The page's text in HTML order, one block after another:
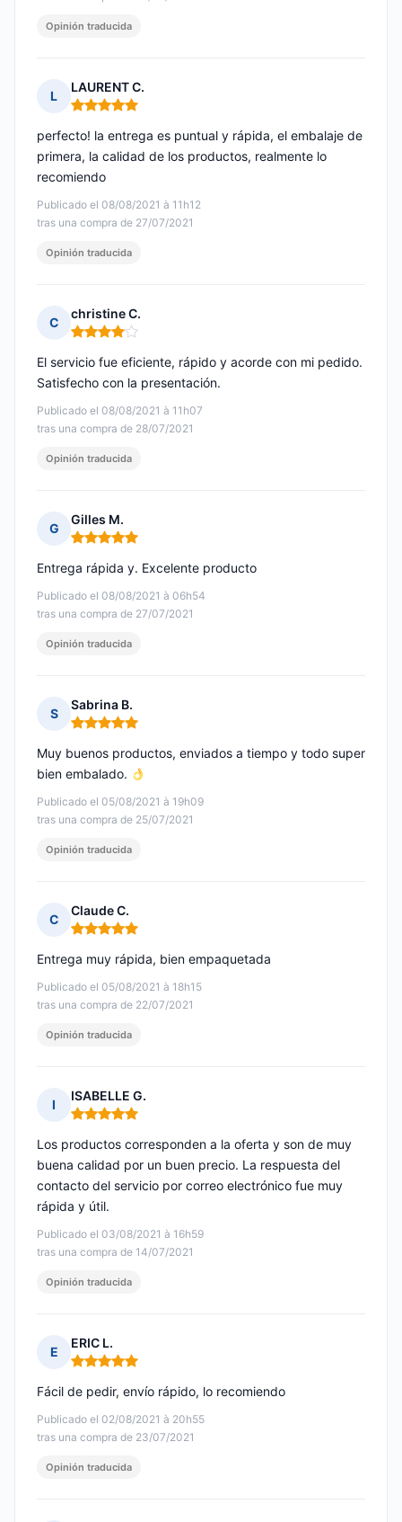
Opinión traducida
L
LAURENT C.
Nota: 5 de 5
Publicado el 08/08/2021 à 11h12
tras una compra de 27/07/2021
perfecto! la entrega es puntual y rápida, el embalaje de
primera, la calidad de los productos, realmente lo
recomiendo
Opinión traducida
C
christine C.
Nota: 4 de 5
Publicado el 08/08/2021 à 11h07
tras una compra de 28/07/2021
El servicio fue eficiente, rápido y acorde con mi pedido.
Satisfecho con la presentación.
Opinión traducida
G
Gilles M.
Nota: 5 de 5
Publicado el 08/08/2021 à 06h54
tras una compra de 27/07/2021
Entrega rápida y. Excelente producto
Opinión traducida
S
Sabrina B.
Nota: 5 de 5
Publicado el 05/08/2021 à 19h09
tras una compra de 25/07/2021
Muy buenos productos, enviados a tiempo y todo super
bien embalado.
Opinión traducida
C
Claude C.
Nota: 5 de 5
Publicado el 05/08/2021 à 18h15
tras una compra de 22/07/2021
Entrega muy rápida, bien empaquetada
Opinión traducida
I
ISABELLE G.
Nota: 5 de 5
Publicado el 03/08/2021 à 16h59
tras una compra de 14/07/2021
Los productos corresponden a la oferta y son de muy
buena calidad por un buen precio. La respuesta del
contacto del servicio por correo electrónico fue muy
rápida y útil.
Opinión traducida
E
ERIC L.
Nota: 5 de 5
Publicado el 02/08/2021 à 20h55
tras una compra de 23/07/2021
Fácil de pedir, envío rápido, lo recomiendo
Opinión traducida